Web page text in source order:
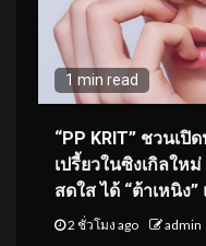
1 min read
“PP KRIT” ชวนเ
เปรี้ยวในซิงเกิลให
สดใส ได้ “ต้าเหนิง
2 ชั่วโมง ago admin